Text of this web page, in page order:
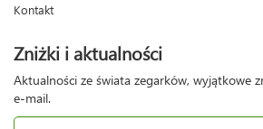
Kontakt
Zniżki i aktualności
Aktualności ze świata zegarków, wyjątkowe
e-mail.